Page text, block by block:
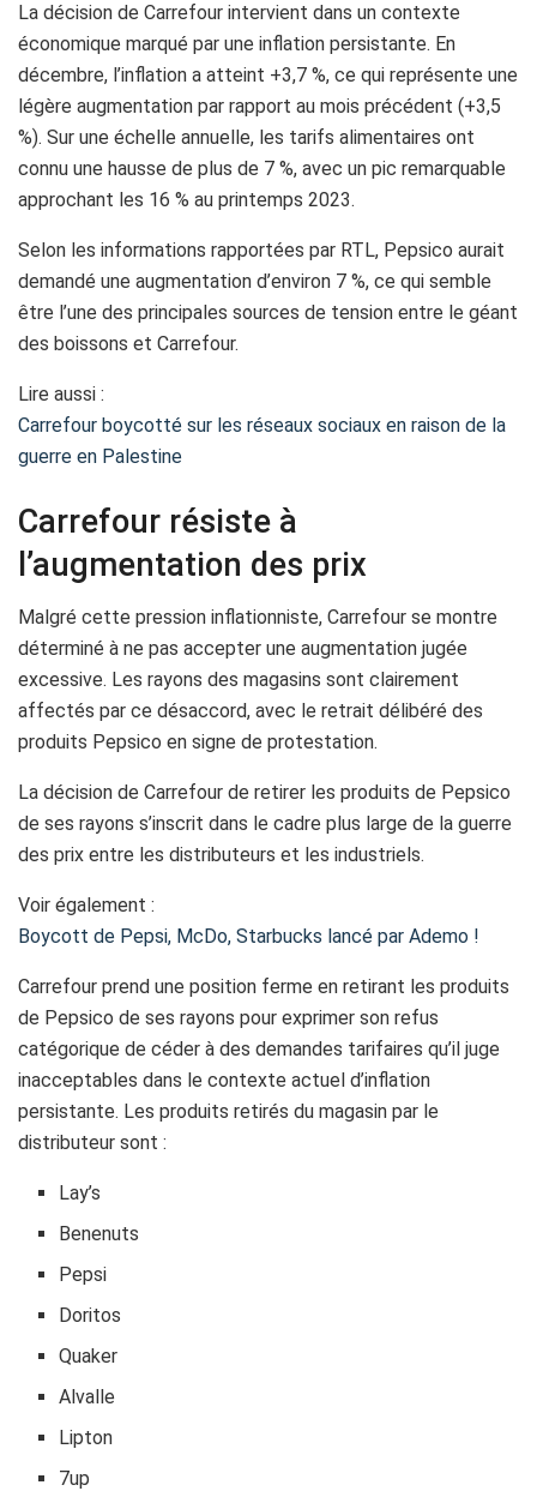
La décision de Carrefour intervient dans un contexte
économique marqué par une inflation persistante. En
décembre, l’inflation a atteint +3,7 %, ce qui représente une
légère augmentation par rapport au mois précédent (+3,5
%). Sur une échelle annuelle, les tarifs alimentaires ont
connu une hausse de plus de 7 %, avec un pic remarquable
approchant les 16 % au printemps 2023.
Selon les informations rapportées par RTL, Pepsico aurait
demandé une augmentation d’environ 7 %, ce qui semble
être l’une des principales sources de tension entre le géant
des boissons et Carrefour.
Lire aussi :
Carrefour boycotté sur les réseaux sociaux en raison de la
guerre en Palestine
Carrefour résiste à
l’augmentation des prix
Malgré cette pression inflationniste, Carrefour se montre
déterminé à ne pas accepter une augmentation jugée
excessive. Les rayons des magasins sont clairement
affectés par ce désaccord, avec le retrait délibéré des
produits Pepsico en signe de protestation.
La décision de Carrefour de retirer les produits de Pepsico
de ses rayons s’inscrit dans le cadre plus large de la guerre
des prix entre les distributeurs et les industriels.
Voir également :
Boycott de Pepsi, McDo, Starbucks lancé par Ademo !
Carrefour prend une position ferme en retirant les produits
de Pepsico de ses rayons pour exprimer son refus
catégorique de céder à des demandes tarifaires qu’il juge
inacceptables dans le contexte actuel d’inflation
persistante. Les produits retirés du magasin par le
distributeur sont :
Lay’s
Benenuts
Pepsi
Doritos
Quaker
Alvalle
Lipton
7up